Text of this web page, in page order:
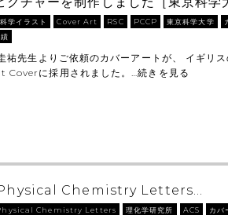
科学イラスト Cover Art RSC PCCP 東京科学大学
祐先生よりご依頼のカバーアートが、 イギリ
Coverに採用されました。…続きを見る
Chemistry Letters…
Chemistry Letters 理化学研究所 ACS
カバ